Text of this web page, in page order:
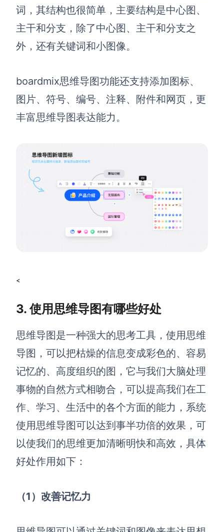
创意与绘图
AI生成思维导图
AI生成流程图
AI生成鱼骨图
AI生成甘特图
AI生成组织结构图
战略与流程设计
AI生成商业画布
AI生成PEST分析
AI生成5Why分析
AI生成平衡计分卡
AI生成价值链
AI生成用户画像
AI生成4P营销理论模型
AI生成Grow模型
AI生成AARRR模型
AI生成PPT
AI生成简历
模板社区
企业服务
私有化部署
客户案例
词，其结构也很简单，主要结构是中心图、
主干和分支，除了中心图、主干和分支之
外，还有关键词和小图像。
boardmix思维导图功能还支持添加图标、
图片、符号、编号、注释、附件和网页，更
丰富思维导图表达能力。
<
3.使用思维导图有哪些好处
思维导图是一种强大的思考工具，使用思维
导图，可以把枯燥的信息变成彩色的、容易
记忆的、高度组织的图，它与我们大脑处理
事物的自然方式相吻合，可以提高我们在工
作、学习、生活中的各个方面的能力，系统
使用思维导图可以达到事半功倍的效果，可
以使我们的思维更加清晰明快和高效，具体
好处作用如下：
（1）改善记忆力